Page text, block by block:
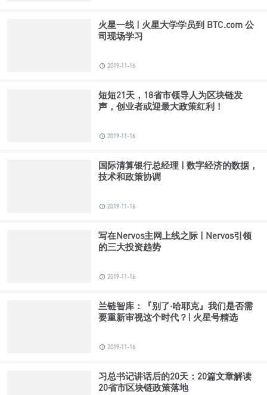
火星一线 | 火星大学学员到 BTC.com 公
司现场学习
2019-11-16
短短21天，18省市领导人为区块链发
声，创业者或迎最大政策红利！
2019-11-16
国际清算银行总经理 | 数字经济的数据，
技术和政策协调
2019-11-16
写在Nervos主网上线之际 | Nervos引领
的三大投资趋势
2019-11-16
兰链智库：『别了·哈耶克』我们是否需
要重新审视这个时代？| 火星号精选
2019-11-16
习总书记讲话后的20天：20篇文章解读
20省市区块链政策落地